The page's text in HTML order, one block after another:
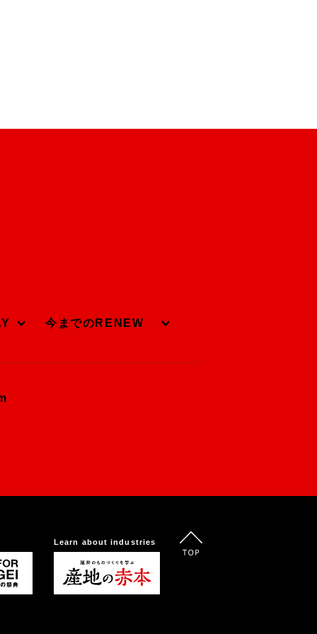
今までのRENEW
Learn about industries